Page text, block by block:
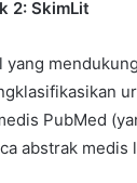
2: SkimLit
yang
PubMed
abstrak medis